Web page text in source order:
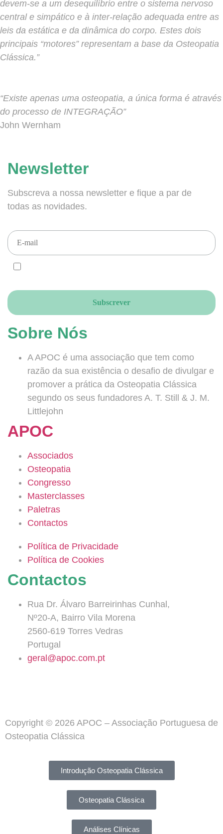
devem-se a um desequilíbrio entre o sistema nervoso
central e simpático e à inter-relação adequada entre as
leis da estática e da dinâmica do corpo. Estes dois
principais “motores” representam a base da Osteopatia
Clássica.”
“Existe apenas uma osteopatia, a única forma é através
do processo de INTEGRAÇÃO”
John Wernham
Newsletter
Subscreva a nossa newsletter e fique a par de
todas as novidades.
Sobre Nós
A APOC é uma associação que tem como
razão da sua existência o desafio de divulgar e
promover a prática da Osteopatia Clássica
segundo os seus fundadores A. T. Still & J. M.
Littlejohn
APOC
Associados
Osteopatia
Congresso
Masterclasses
Paletras
Contactos
Política de Privacidade
Política de Cookies
Contactos
Rua Dr. Álvaro Barreirinhas Cunhal,
Nº20-A, Bairro Vila Morena
2560-619 Torres Vedras
Portugal
geral@apoc.com.pt
Copyright © 2026 APOC – Associação Portuguesa de
Osteopatia Clássica
Introdução Osteopatia Clássica
Osteopatia Clássica
Análises Clínicas